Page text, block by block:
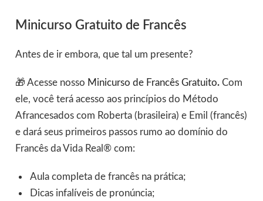
Minicurso Gratuito de Francês
Antes de ir embora, que tal um presente?
🎁 Acesse nosso Minicurso de Francês Gratuito.Com
ele, você terá acesso aos princípios do Método
Afrancesados com Roberta (brasileira) e Emil (francês)
e dará seus primeiros passos rumo ao domínio do
Francês da Vida Real® com:
Aula completa de francês na prática;
Dicas infalíveis de pronúncia;